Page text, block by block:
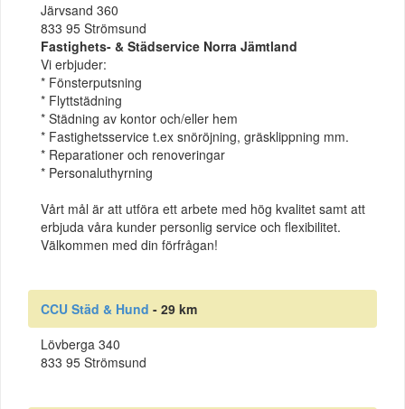
Järvsand 360
833 95 Strömsund
Fastighets- & Städservice Norra Jämtland
Vi erbjuder:
* Fönsterputsning
* Flyttstädning
* Städning av kontor och/eller hem
* Fastighetsservice t.ex snöröjning, gräsklippning mm.
* Reparationer och renoveringar
* Personaluthyrning
Vårt mål är att utföra ett arbete med hög kvalitet samt att
erbjuda våra kunder personlig service och flexibilitet.
Välkommen med din förfrågan!
CCU Städ & Hund - 29 km
Lövberga 340
833 95 Strömsund